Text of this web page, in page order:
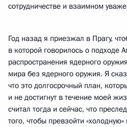
сотрудничестве и взаимном
Год назад я приезжал в Прагу,
в которой говорилось о подходе
распространения ядерного
мира без ядерного оружия. Я
что это долгосрочный план,
и не достигнут в течение моей
считал тогда и сейчас, что
того, чтобы превзойти «холодную»